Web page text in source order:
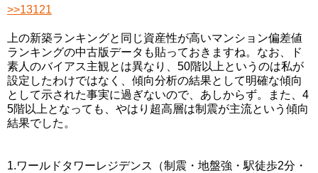
>>13121
上の新築ランキングと同じ資産性が高いマンション偏差値
ランキングの中古版データも貼っておきますね。なお、ド
素人のバイアス主観とは異なり、50階以上というのは私が
設定したわけではなく、傾向分析の結果として明確な傾向
として示された事実に過ぎないので、あしからず。また、4
5階以上となっても、やはり超高層は制震が主流という傾向
結果でした。
1.ワールドタワーレジデンス（制震・地盤強・駅徒歩2分・